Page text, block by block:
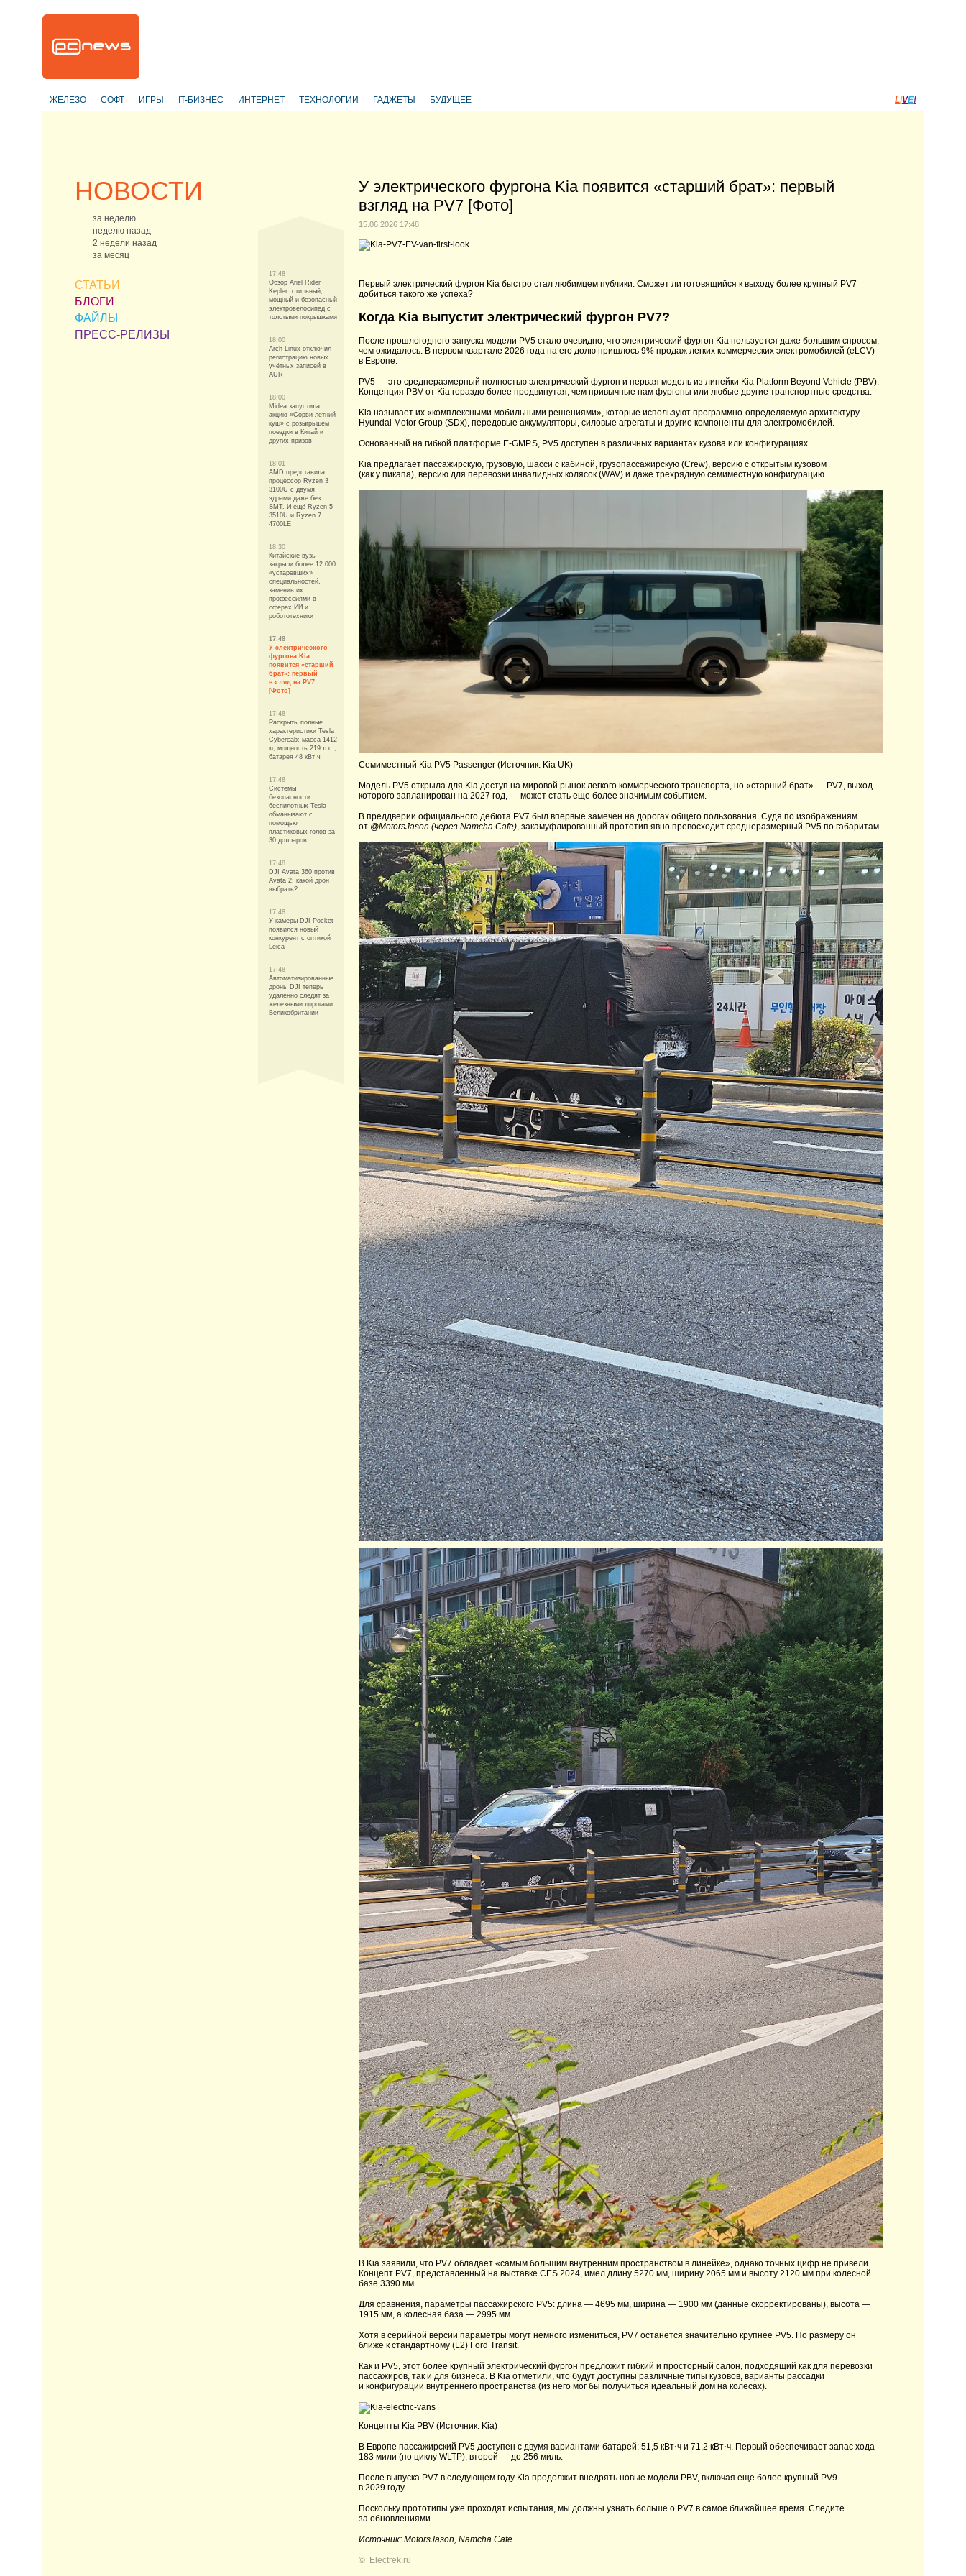
ЖЕЛЕЗО СОФТ ИГРЫ IT-БИЗНЕС ИНТЕРНЕТ ТЕХНОЛОГИИ ГАДЖЕТЫ БУДУЩЕЕ LIVE!
НОВОСТИ
за неделю
неделю назад
2 недели назад
за месяц
СТАТЬИ
БЛОГИ
ФАЙЛЫ
ПРЕСС-РЕЛИЗЫ
17:48
Обзор Ariel Rider
Kepler: стильный,
мощный и безопасный
электровелосипед с
толстыми покрышками
18:00
Arch Linux отключил
регистрацию новых
учётных записей в
AUR
18:00
Midea запустила
акцию «Сорви летний
куш» с розыгрышем
поездки в Китай и
других призов
18:01
AMD представила
процессор Ryzen 3
3100U с двумя
ядрами даже без
SMT. И ещё Ryzen 5
3510U и Ryzen 7
4700LE
18:30
Китайские вузы
закрыли более 12 000
«устаревших»
специальностей,
заменив их
профессиями в
сферах ИИ и
робототехники
17:48
У электрического
фургона Kia
появится «старший
брат»: первый
взгляд на PV7
[Фото]
17:48
Раскрыты полные
характеристики Tesla
Cybercab: масса 1412
кг, мощность 219 л.с.,
батарея 48 кВт⋅ч
17:48
Системы
безопасности
беспилотных Tesla
обманывают с
помощью
пластиковых голов за
30 долларов
17:48
DJI Avata 360 против
Avata 2: какой дрон
выбрать?
17:48
У камеры DJI Pocket
появился новый
конкурент с оптикой
Leica
17:48
Автоматизированные
дроны DJI теперь
удаленно следят за
железными дорогами
Великобритании
У электрического фургона Kia появится «старший брат»: первый
взгляд на PV7 [Фото]
15.06.2026 17:48
Первый электрический фургон Kia быстро стал любимцем публики. Сможет ли готовящийся к выходу более крупный PV7
добиться такого же успеха?
Когда Kia выпустит электрический фургон PV7?
После прошлогоднего запуска модели PV5 стало очевидно, что электрический фургон Kia пользуется даже большим спросом,
чем ожидалось. В первом квартале 2026 года на его долю пришлось 9% продаж легких коммерческих электромобилей (eLCV)
в Европе.
PV5 — это среднеразмерный полностью электрический фургон и первая модель из линейки Kia Platform Beyond Vehicle (PBV).
Концепция PBV от Kia гораздо более продвинутая, чем привычные нам фургоны или любые другие транспортные средства.
Kia называет их «комплексными мобильными решениями», которые используют программно-определяемую архитектуру
Hyundai Motor Group (SDx), передовые аккумуляторы, силовые агрегаты и другие компоненты для электромобилей.
Основанный на гибкой платформе E-GMP.S, PV5 доступен в различных вариантах кузова или конфигурациях.
Kia предлагает пассажирскую, грузовую, шасси с кабиной, грузопассажирскую (Crew), версию с открытым кузовом
(как у пикапа), версию для перевозки инвалидных колясок (WAV) и даже трехрядную семиместную конфигурацию.
Семиместный Kia PV5 Passenger (Источник: Kia UK)
Модель PV5 открыла для Kia доступ на мировой рынок легкого коммерческого транспорта, но «старший брат» — PV7, выход
которого запланирован на 2027 год, — может стать еще более значимым событием.
В преддверии официального дебюта PV7 был впервые замечен на дорогах общего пользования. Судя по изображениям
от @MotorsJason (через Namcha Cafe) , закамуфлированный прототип явно превосходит среднеразмерный PV5 по габаритам.
В Kia заявили, что PV7 обладает «самым большим внутренним пространством в линейке», однако точных цифр не привели.
Концепт PV7, представленный на выставке CES 2024, имел длину 5270 мм, ширину 2065 мм и высоту 2120 мм при колесной
базе 3390 мм.
Для сравнения, параметры пассажирского PV5: длина — 4695 мм, ширина — 1900 мм (данные скорректированы), высота —
1915 мм, а колесная база — 2995 мм.
Хотя в серийной версии параметры могут немного измениться, PV7 останется значительно крупнее PV5. По размеру он
ближе к стандартному (L2) Ford Transit.
Как и PV5, этот более крупный электрический фургон предложит гибкий и просторный салон, подходящий как для перевозки
пассажиров, так и для бизнеса. В Kia отметили, что будут доступны различные типы кузовов, варианты рассадки
и конфигурации внутреннего пространства (из него мог бы получиться идеальный дом на колесах).
Концепты Kia PBV (Источник: Kia)
В Европе пассажирский PV5 доступен с двумя вариантами батарей: 51,5 кВт⋅ч и 71,2 кВт⋅ч. Первый обеспечивает запас хода
183 мили (по циклу WLTP), второй — до 256 миль.
После выпуска PV7 в следующем году Kia продолжит внедрять новые модели PBV, включая еще более крупный PV9
в 2029 году.
Поскольку прототипы уже проходят испытания, мы должны узнать больше о PV7 в самое ближайшее время. Следите
за обновлениями.
Источник: MotorsJason, Namcha Cafe
© Electrek.ru